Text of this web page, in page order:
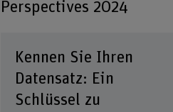
Perspectives 2024
Kennen Sie Ihren
Datensatz: Ein
Schlüssel zu